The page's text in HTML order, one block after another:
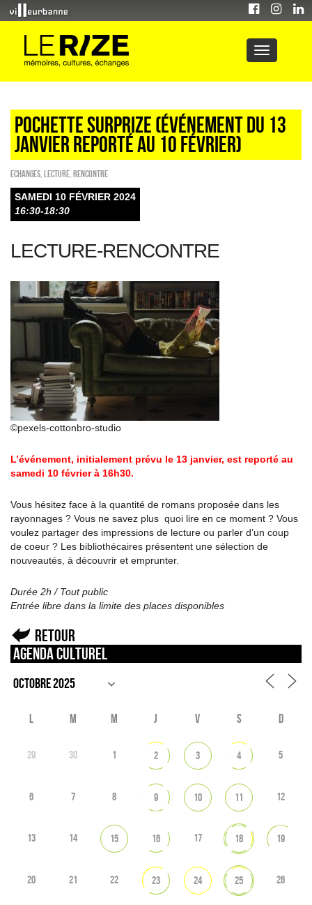
POCHETTE SURPRIZE (événement du 13
janvier reporté au 10 février)
ECHANGES Lecture Rencontre
SAMEDI 10 FÉVRIER 2024
16:30-18:30
LECTURE-RENCONTRE
©pexels-cottonbro-studio
L’événement, initialement prévu le 13 janvier, est reporté au
samedi 10 février à 16h30.
Vous hésitez face à la quantité de romans proposée dans les
rayonnages ? Vous ne savez plus quoi lire en ce moment ? Vous
voulez partager des impressions de lecture ou parler d’un coup
de coeur ? Les bibliothécaires présentent une sélection de
nouveautés, à découvrir et emprunter.
Durée 2h / Tout public
Entrée libre dans la limite des places disponibles
Retour
Agenda culturel
L M M J V S D
29 30 1 2 3 4 5
6 7 8 9 10 11 12
13 14 15 16 17 18 19
20 21 22 23 24 25 26